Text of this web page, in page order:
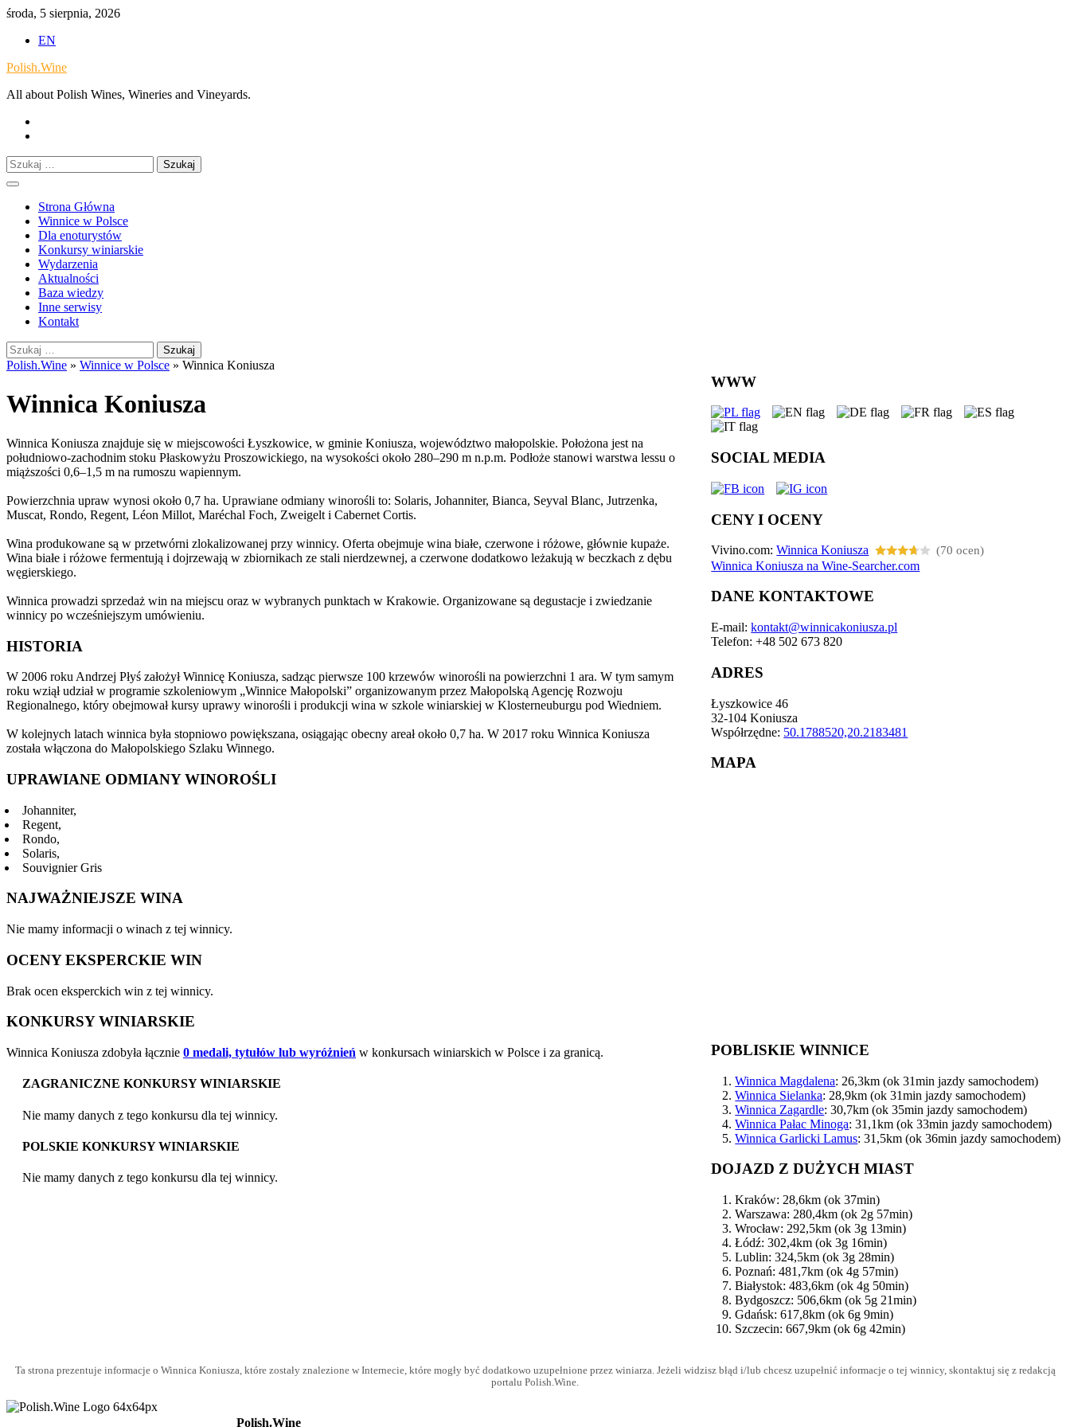
Skip
content
środa, 5 sierpnia, 2026
EN
Polish.Wine
All about Polish Wines, Wineries and Vineyards.
Szukaj:
Strona Główna
Winnice w Polsce
Dla enoturystów
Konkursy winiarskie
Wydarzenia
Aktualności
Baza wiedzy
Inne serwisy
Kontakt
Szukaj:
Polish.Wine » Winnice w Polsce » Winnica Koniusza
Winnica Koniusza
Winnica Koniusza znajduje się w miejscowości Łyszkowice, w gminie Koniusza, województwo małopolskie. Położona jest na
południowo-zachodnim stoku Płaskowyżu Proszowickiego, na wysokości około 280–290 m n.p.m. Podłoże stanowi warstwa lessu o
miąższości 0,6–1,5 m na rumoszu wapiennym.
Powierzchnia upraw wynosi około 0,7 ha. Uprawiane odmiany winorośli to: Solaris, Johanniter, Bianca, Seyval Blanc, Jutrzenka,
Muscat, Rondo, Regent, Léon Millot, Maréchal Foch, Zweigelt i Cabernet Cortis.
Wina produkowane są w przetwórni zlokalizowanej przy winnicy. Oferta obejmuje wina białe, czerwone i różowe, głównie kupaże.
Wina białe i różowe fermentują i dojrzewają w zbiornikach ze stali nierdzewnej, a czerwone dodatkowo leżakują w beczkach z dębu
węgierskiego.
Winnica prowadzi sprzedaż win na miejscu oraz w wybranych punktach w Krakowie. Organizowane są degustacje i zwiedzanie
winnicy po wcześniejszym umówieniu.
HISTORIA
W 2006 roku Andrzej Płyś założył Winnicę Koniusza, sadząc pierwsze 100 krzewów winorośli na powierzchni 1 ara. W tym samym
roku wziął udział w programie szkoleniowym „Winnice Małopolski” organizowanym przez Małopolską Agencję Rozwoju
Regionalnego, który obejmował kursy uprawy winorośli i produkcji wina w szkole winiarskiej w Klosterneuburgu pod Wiedniem.
W kolejnych latach winnica była stopniowo powiększana, osiągając obecny areał około 0,7 ha. W 2017 roku Winnica Koniusza
została włączona do Małopolskiego Szlaku Winnego.
UPRAWIANE ODMIANY WINOROŚLI
Johanniter,
Regent,
Rondo,
Solaris,
Souvignier Gris
NAJWAŻNIEJSZE WINA
Nie mamy informacji o winach z tej winnicy.
OCENY EKSPERCKIE WIN
Brak ocen eksperckich win z tej winnicy.
KONKURSY WINIARSKIE
Winnica Koniusza zdobyła łącznie 0 medali, tytułów lub wyróżnień w konkursach winiarskich w Polsce i za granicą.
ZAGRANICZNE KONKURSY WINIARSKIE
Nie mamy danych z tego konkursu dla tej winnicy.
POLSKIE KONKURSY WINIARSKIE
Nie mamy danych z tego konkursu dla tej winnicy.
WWW
SOCIAL MEDIA
CENY I OCENY
Vivino.com:Winnica Koniusza
(70 ocen)
Winnica Koniusza na Wine-Searcher.com
DANE KONTAKTOWE
E-mail:kontakt@winnicakoniusza.pl
Telefon: +48 502 673 820
ADRES
Łyszkowice 46
32-104 Koniusza
Współrzędne: 50.1788520,20.2183481
MAPA
POBLISKIE WINNICE
Winnica Magdalena: 26,3km (ok 31min jazdy samochodem)
Winnica Sielanka: 28,9km (ok 31min jazdy samochodem)
Winnica Zagardle: 30,7km (ok 35min jazdy samochodem)
Winnica Pałac Minoga: 31,1km (ok 33min jazdy samochodem)
Winnica Garlicki Lamus: 31,5km (ok 36min jazdy samochodem)
DOJAZD Z DUŻYCH MIAST
Kraków: 28,6km (ok 37min)
Warszawa: 280,4km (ok 2g 57min)
Wrocław: 292,5km (ok 3g 13min)
Łódź: 302,4km (ok 3g 16min)
Lublin: 324,5km (ok 3g 28min)
Poznań: 481,7km (ok 4g 57min)
Białystok: 483,6km (ok 4g 50min)
Bydgoszcz: 506,6km (ok 5g 21min)
Gdańsk: 617,8km (ok 6g 9min)
Szczecin: 667,9km (ok 6g 42min)
Ta strona prezentuje informacje o Winnica Koniusza, które zostały znalezione w Internecie, które mogły być dodatkowo uzupełnione przez winiarza. Jeżeli widzisz błąd i/lub chcesz uzupełnić informacje o tej winnicy, skontaktuj się z redakcją
portalu Polish.Wine.
Polish.Wine